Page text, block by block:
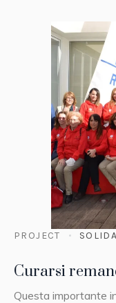
PROJECT
Curarsi
Questa importante